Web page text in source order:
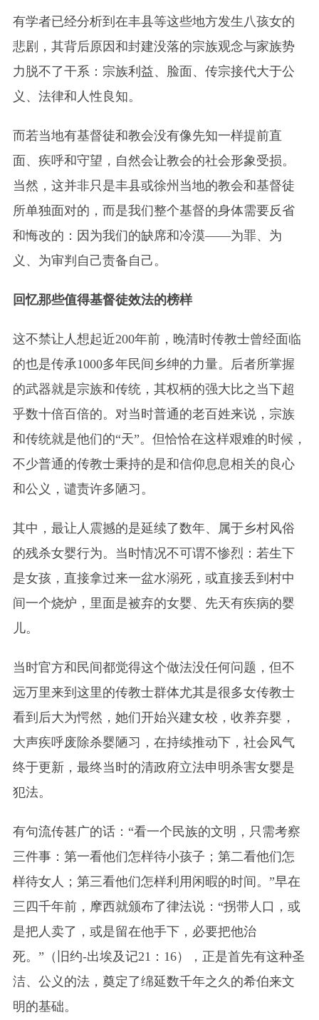
有学者已经分析到在丰县等这些地方发生八孩女的
悲剧，其背后原因和封建没落的宗族观念与家族势
力脱不了干系：宗族利益、脸面、传宗接代大于公
义、法律和人性良知。
而若当地有基督徒和教会没有像先知一样提前直
面、疾呼和守望，自然会让教会的社会形象受损。
当然，这并非只是丰县或徐州当地的教会和基督徒
所单独面对的，而是我们整个基督的身体需要反省
和悔改的：因为我们的缺席和冷漠——为罪、为
义、为审判自己责备自己。
回忆那些值得基督徒效法的榜样
这不禁让人想起近200年前，晚清时传教士曾经面临
的也是传承1000多年民间乡绅的力量。后者所掌握
的武器就是宗族和传统，其权柄的强大比之当下超
乎数十倍百倍的。对当时普通的老百姓来说，宗族
和传统就是他们的“天”。但恰恰在这样艰难的时候，
不少普通的传教士秉持的是和信仰息息相关的良心
和公义，谴责许多陋习。
其中，最让人震撼的是延续了数年、属于乡村风俗
的残杀女婴行为。当时情况不可谓不惨烈：若生下
是女孩，直接拿过来一盆水溺死，或直接丢到村中
间一个烧炉，里面是被弃的女婴、先天有疾病的婴
儿。
当时官方和民间都觉得这个做法没任何问题，但不
远万里来到这里的传教士群体尤其是很多女传教士
看到后大为愕然，她们开始兴建女校，收养弃婴，
大声疾呼废除杀婴陋习，在持续推动下，社会风气
终于更新，最终当时的清政府立法申明杀害女婴是
犯法。
有句流传甚广的话：“看一个民族的文明，只需考察
三件事：第一看他们怎样待小孩子；第二看他们怎
样待女人；第三看他们怎样利用闲暇的时间。”早在
三四千年前，摩西就颁布了律法说：“拐带人口，或
是把人卖了，或是留在他手下，必要把他治
死。”（旧约-出埃及记21：16），正是首先有这种圣
洁、公义的法，奠定了绵延数千年之久的希伯来文
明的基础。